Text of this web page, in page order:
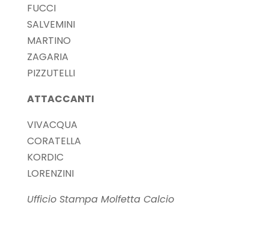
FUCCI
SALVEMINI
MARTINO
ZAGARIA
PIZZUTELLI
ATTACCANTI
VIVACQUA
CORATELLA
KORDIC
LORENZINI
Ufficio Stampa Molfetta Calcio